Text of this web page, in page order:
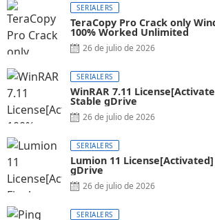
SERIALERS
TeraCopy Pro Crack only
100% Worked Unlimited
26 de julio de 2026
SERIALERS
WinRAR 7.11
Stable gDrive
26 de julio de 2026
SERIALERS
Lumion 11
gDrive
26 de julio de 2026
SERIALERS